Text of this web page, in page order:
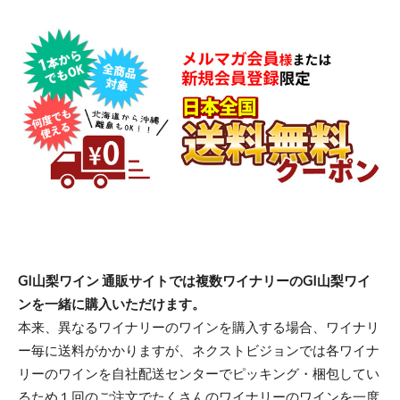
GI山梨ワイン 通販サイトでは複数ワイナリーのGI山梨ワイ
ンを一緒に購入いただけます。
本来、異なるワイナリーのワインを購入する場合、ワイナリ
ー毎に送料がかかりますが、ネクストビジョンでは各ワイナ
リーのワインを自社配送センターでピッキング・梱包してい
るため１回のご注文でたくさんのワイナリーのワインを一度